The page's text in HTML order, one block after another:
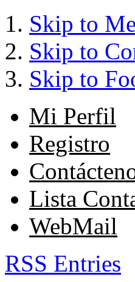
Skip to
Skip to
Skip to
Mi Perfil
Registro
Lista
WebMail
RSS Entries